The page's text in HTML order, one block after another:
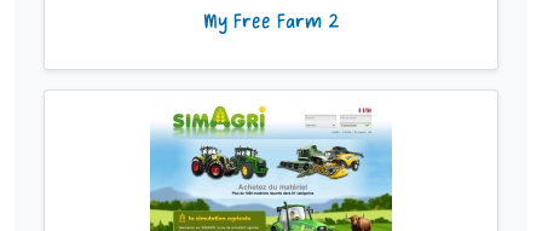
My Free Farm 2